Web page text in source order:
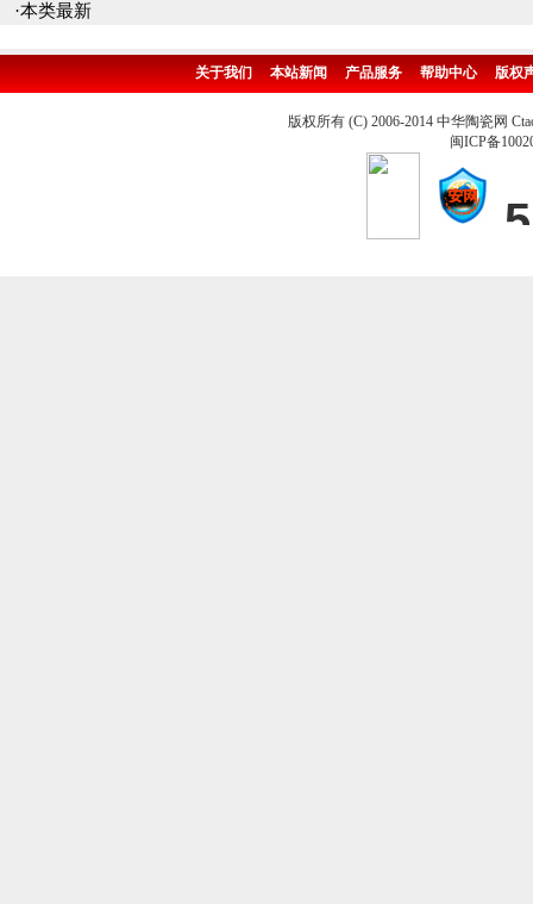
·本类最新
关于我们 本站新闻 产品服务 帮助中心 版权
版权所有 (C) 2006-2014 中华陶瓷网
闽ICP备